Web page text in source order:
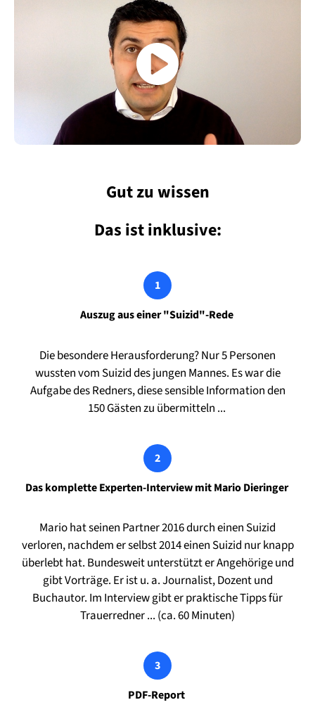
Gut zu wissen
Das ist inklusive:
Auszug aus einer "Suizid"-Rede
Die besondere Herausforderung? Nur 5 Personen
wussten vom Suizid des jungen Mannes. Es war die
Aufgabe des Redners, diese sensible Information den
150 Gästen zu übermitteln ...
Das komplette Experten-Interview mit Mario Dieringer
Mario hat seinen Partner 2016 durch einen Suizid
verloren, nachdem er selbst 2014 einen Suizid nur knapp
überlebt hat. Bundesweit unterstützt er Angehörige und
gibt Vorträge. Er ist u. a. Journalist, Dozent und
Buchautor. Im Interview gibt er praktische Tipps für
Trauerredner ... (ca. 60 Minuten)
PDF-Report